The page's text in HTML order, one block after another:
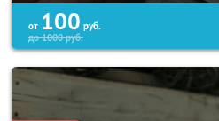
от 100 руб.
до1000руб.